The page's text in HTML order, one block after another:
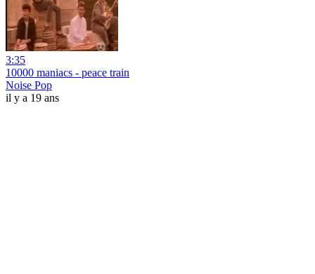
3:35
10000 maniacs - peace train
Noise Pop
il y a 19 ans